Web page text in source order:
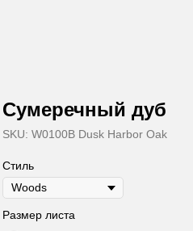
Сумеречный дуб
SKU: W0100B Dusk Harbor Oak
Стиль
Размер листа